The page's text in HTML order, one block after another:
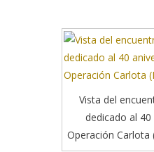
Vista del
dedicado al
Operación Carlota